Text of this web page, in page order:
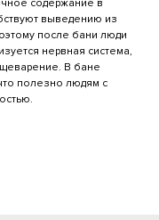
месте
содержание в
выведению из
после бани люди
нервная система,
В бане
полезно людям с